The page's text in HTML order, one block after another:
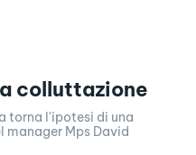
colluttazione
torna l'ipotesi di una
Mps David